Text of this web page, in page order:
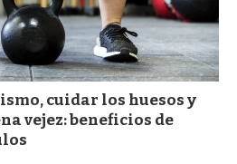
cuidar los huesos y
vejez: beneficios de